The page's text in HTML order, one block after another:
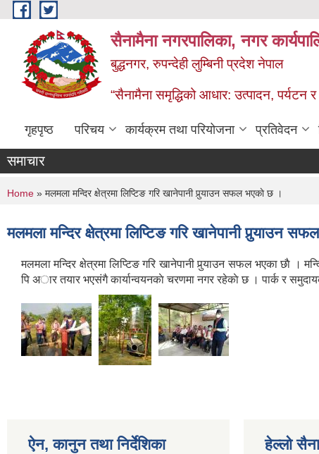
Skip to main content
सैनामैना नगरपालिका, नगर
बुद्धनगर, रुपन्देही लुम्बिनी प्रदेश नेपाल
“सैनामैना समृद्धिको आधार: उत्पादन, पर्यटन र
गृहपृष्ठ परिचय कार्यक्रम तथा परियोजना प्रतिवेदन
समाचार
You are here
Home » मलमला मन्दिर क्षेत्रमा लिप्टिङ गरि खानेपानी पुर्‍याउन सफल भएकाे छ ।
मलमला मन्दिर क्षेत्रमा लिप्टिङ गरि खानेपानी पुर्‍याउन
मलमला मन्दिर क्षेत्रमा लिप्टिङ गरि खानेपानी पुर्‍याउन सफल भएका छाै ।
पि अार तयार भएसंगै कार्यान्वयनकाे चरणमा नगर रहेकाे छ । पार्क र
ऐन, कानुन तथा निर्देशिका हेल्लो